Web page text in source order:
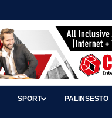
SPORT PALINSESTO